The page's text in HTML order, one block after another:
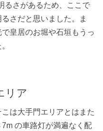
るさがあるため、ここで
さだと思いました。ま
皇居のお堀や石垣もうっ
リア
は大手門エリアとはまた
の車路灯が満遍なく配